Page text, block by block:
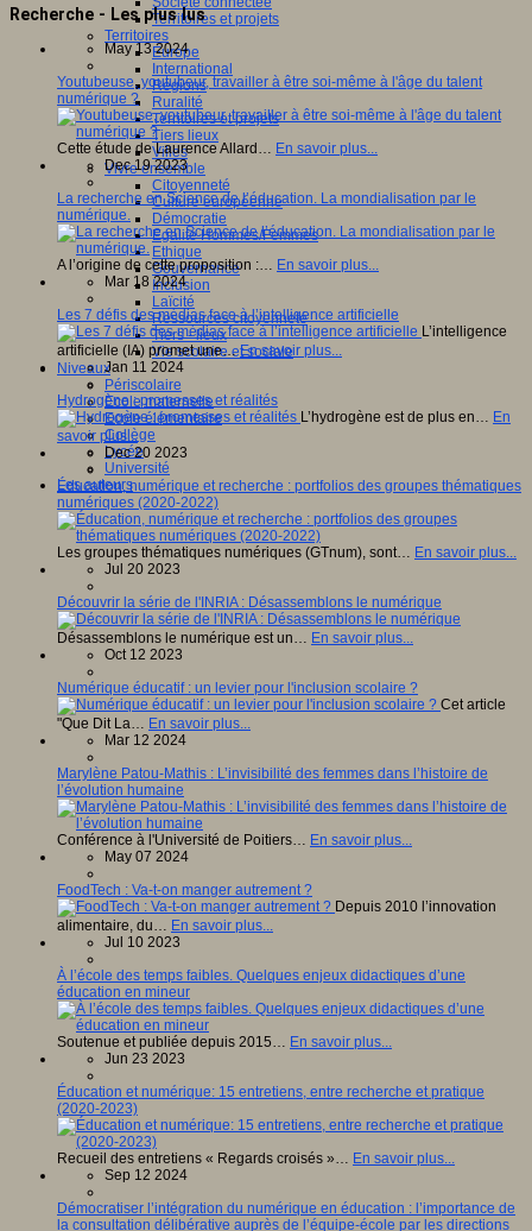
Territoires et projets
Territoires
Europe
International
Régions
Ruralité
Territoires et projets
Tiers lieux
Villes
Vivre ensemble
Citoyenneté
Culture européenne
Démocratie
Egalité Hommes/Femmes
Ethique
Gouvernance
Inclusion
Laïcité
Ressources citoyenneté
Tiers - lieux
Vie scolaire et sociale
Niveaux
Périscolaire
Ecole maternelle
Ecole élémentaire
Collège
Lycée
Université
Les auteurs
Recherche - Les plus lus
May 13 2024
Youtubeuse, youtubeur, travailler à être soi-même à l'âge du talent
numérique ?
Cette étude de Laurence Allard… En savoir plus...
Dec 19 2023
La recherche en Science de l’éducation. La mondialisation par le
numérique.
A l’origine de cette proposition :… En savoir plus...
Mar 18 2024
Les 7 défis des médias face à l’intelligence artificielle
L’intelligence
artificielle (IA) promet une…En savoir plus...
Jan 11 2024
Hydrogène : promesses et réalités
L’hydrogène est de plus en… En
savoir plus...
Dec 20 2023
Éducation, numérique et recherche : portfolios des groupes thématiques
numériques (2020-2022)
Les groupes thématiques numériques (GTnum), sont… En savoir plus...
Jul 20 2023
Découvrir la série de l'INRIA : Désassemblons le numérique
Désassemblons le numérique est un… En savoir plus...
Oct 12 2023
Numérique éducatif : un levier pour l'inclusion scolaire ?
Cet article
"Que Dit La… En savoir plus...
Mar 12 2024
Marylène Patou-Mathis : L’invisibilité des femmes dans l’histoire de
l’évolution humaine
Conférence à l'Université de Poitiers… En savoir plus...
May 07 2024
FoodTech : Va-t-on manger autrement ?
Depuis 2010 l’innovation
alimentaire, du… En savoir plus...
Jul 10 2023
À l’école des temps faibles. Quelques enjeux didactiques d’une
éducation en mineur
Soutenue et publiée depuis 2015… En savoir plus...
Jun 23 2023
Éducation et numérique: 15 entretiens, entre recherche et pratique
(2020-2023)
Recueil des entretiens « Regards croisés »… En savoir plus...
Sep 12 2024
Démocratiser l’intégration du numérique en éducation : l’importance de
la consultation délibérative auprès de l’équipe-école par les directions